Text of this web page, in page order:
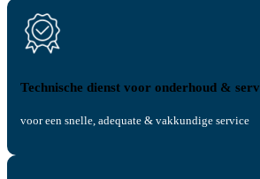
Technische dienst voor onderhoud &
voor een snelle, adequate & vakkundige service